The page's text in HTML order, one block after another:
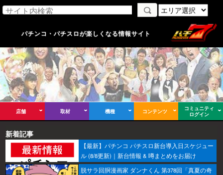
パチンコ・パチスロが楽しくなる情報サイト
店舗 取材 機種 コンテンツ
コミュニティ
ログイン
新着記事
【最新】パチンコ パチスロ新台導入日スケジュー
ル (8/8更新)｜新台情報 & 噂まとめをお届け
脱サラ回胴漫画家 ダンナくん 第378回「真夏の奇